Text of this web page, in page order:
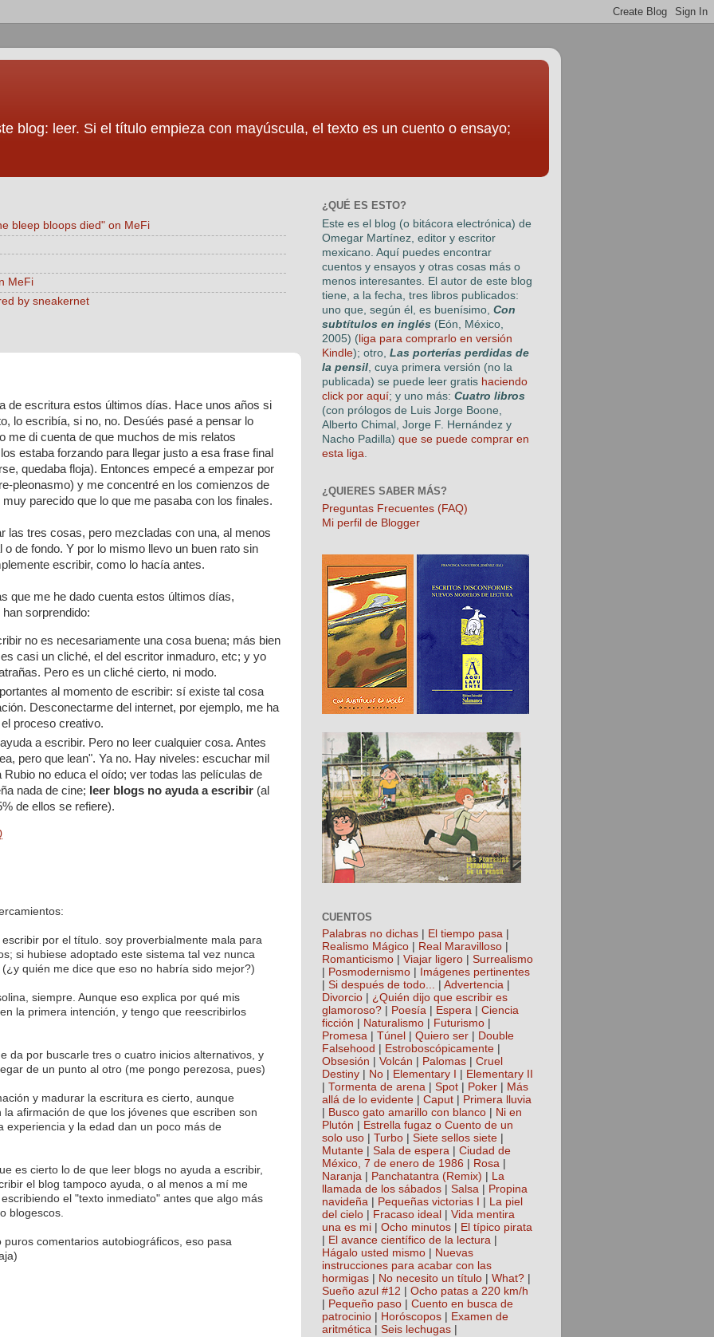
blog: leer. Si el título empieza con mayúscula, el texto es un cuento o ensayo;
bleep bloops died" on MeFi
MeFi
by sneakernet
de escritura estos últimos días. Hace unos años si
lo escribía, si no, no. Desúés pasé a pensar lo
me di cuenta de que muchos de mis relatos
estaba forzando para llegar justo a esa frase final
quedaba floja). Entonces empecé a empezar por
pleonasmo) y me concentré en los comienzos de
parecido que lo que me pasaba con los finales.
las tres cosas, pero mezcladas con una, al menos
de fondo. Y por lo mismo llevo un buen rato sin
escribir, como lo hacía antes.
que me he dado cuenta estos últimos días,
sorprendido:
no es necesariamente una cosa buena; más bien
casi un cliché, el del escritor inmaduro, etc; y yo
Pero es un cliché cierto, ni modo.
al momento de escribir: sí existe tal cosa
Desconectarme del internet, por ejemplo, me ha
proceso creativo.
a escribir. Pero no leer cualquier cosa. Antes
pero que lean". Ya no. Hay niveles: escuchar mil
no educa el oído; ver todas las películas de
nada de cine; leer blogs no ayuda a escribir (al
de ellos se refiere).
por el título. soy proverbialmente mala para
si hubiese adoptado este sistema tal vez nunca
quién me dice que eso no habría sido mejor?)
siempre. Aunque eso explica por qué mis
la primera intención, y tengo que reescribirlos
da por buscarle tres o cuatro inicios alternativos, y
de un punto al otro (me pongo perezosa, pues)
y madurar la escritura es cierto, aunque
afirmación de que los jóvenes que escriben son
experiencia y la edad dan un poco más de
es cierto lo de que leer blogs no ayuda a escribir,
el blog tampoco ayuda, o al menos a mí me
el "texto inmediato" antes que algo más
blogescos.
puros comentarios autobiográficos, eso pasa
¿QUÉ ES ESTO?
Este es el blog (o bitácora electrónica) de
Omegar Martínez , editor y escritor
mexicano. Aquí puedes encontrar
cuentos y ensayos y otras cosas más o
menos interesantes. El autor de este blog
tiene, a la fecha, tres libros publicados:
uno que, según él, es buenísimo, Con
subtítulos en inglés (Eón, México,
2005) ( liga para comprarlo en versión
Kindle); otro, Las porterías perdidas de
la pensil , cuya primera versión (no la
publicada) se puede leer gratis haciendo
click por aquí; y uno más: Cuatro libros
(con prólogos de Luis Jorge Boone,
Alberto Chimal, Jorge F. Hernández y
Nacho Padilla) que se puede comprar en
esta liga
¿QUIERES SABER MÁS?
Preguntas Frecuentes (FAQ)
Mi perfil de Blogger
CUENTOS
Palabras no dichas
El tiempo pasa
Realismo Mágico
Real Maravilloso
Romanticismo
Viajar ligero
Surrealismo
Posmodernismo
Imágenes pertinentes
Si después de todo... Advertencia
Divorcio
¿Quién dijo que escribir es
glamoroso?
Poesía Espera
Ciencia
ficción
Naturalismo Futurismo
Promesa
Túnel Quiero ser
Double
Falsehood
Estroboscópicamente
Obsesión
Volcán Palomas
Cruel
Destiny
No Elementary I
Elementary II
Tormenta de arena Spot Poker
Más
allá de lo evidente
Caput
Primera lluvia
Busco gato amarillo con blanco
Ni en
Plutón
Estrella fugaz o Cuento de un
solo uso
Turbo Siete sellos siete
Mutante
Sala de espera
Ciudad de
México, 7 de enero de 1986
Rosa
Naranja
Panchatantra (Remix)
La
llamada de los sábados
Salsa
Propina
navideña
Pequeñas victorias I
La piel
del cielo
Fracaso ideal
Vida mentira
una es mi
Ocho minutos
El típico pirata
El avance científico de la lectura
Hágalo usted mismo
Nuevas
instrucciones para acabar con las
hormigas
No necesito un título What?
Sueño azul #12
Ocho patas a 220 km/h
Pequeño paso
Cuento en busca de
patrocinio
Horóscopos
Examen de
aritmética
Seis lechugas